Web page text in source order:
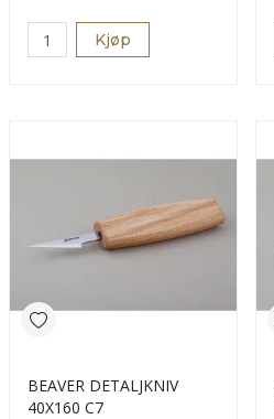
Kjøp
BEAVER DETALJKNIV
40X160 C7